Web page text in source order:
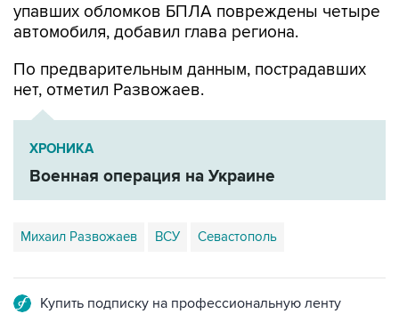
упавших обломков БПЛА повреждены четыре
автомобиля, добавил глава региона.
По предварительным данным, пострадавших
нет, отметил Развожаев.
ХРОНИКА
Военная операция на Украине
Михаил Развожаев ВСУ Севастополь
Купить подписку на профессиональную ленту